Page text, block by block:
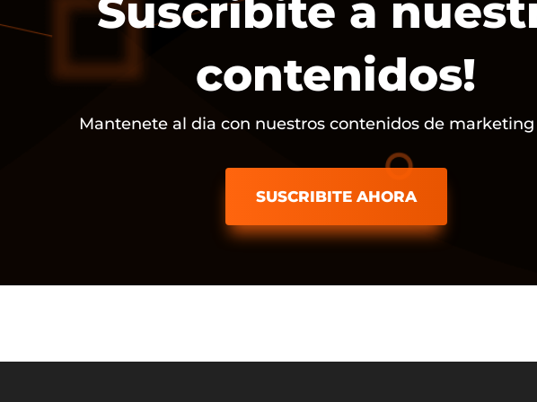
Suscribite a
contenidos!
Mantenete al dia con nuestros contenidos de
SUSCRIBITE AHORA